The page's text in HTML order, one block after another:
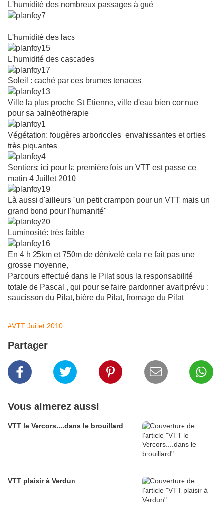
L'humidité des nombreux passages à gué
L'humidité des lacs
L'humidité des cascades
Soleil : caché par des brumes tenaces
Ville la plus proche St Etienne, ville d'eau bien connue
pour sa balnéothérapie
Végétation: fougères arboricoles envahissantes et orties
très piquantes
Sentiers: ici pour la première fois un VTT est passé ce
matin 4 Juillet 2010
Là aussi d'ailleurs "un petit crampon pour un VTT mais un
grand bond pour l'humanité"
Luminosité: très faible
En 4 h 25km et 750m de dénivelé cela ne fait pas une
grosse moyenne,
Parcours effectué dans le Pilat sous la responsabilité
totale de Pascal , qui pour se faire pardonner avait prévu :
saucisson du Pilat, bière du Pilat, fromage du Pilat
#VTT Juillet 2010
Partager
Vous aimerez aussi
VTT le Vercors....dans le brouillard
VTT plaisir à Verdun